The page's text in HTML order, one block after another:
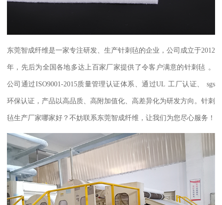
东莞智成纤维是一家专注研发、生产针刺毡的企业，公司成立于2012
年，先后为全国各地多达上百家厂家提供了令客户满意的针刺毡 。
公司通过ISO9001-2015质量管理认证体系、通过UL 工厂认证、 sgs
环保认证，产品以高品质、高附加值化、高差异化为研发方向。 针刺
毡生产厂家哪家好？不妨联系东莞智成纤维，让我们为您尽心服务！